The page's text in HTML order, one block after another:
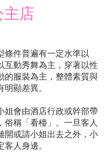
店
條件普遍有一定水準以
互動秀舞為主，穿著以性
的服裝為主，整體素質與
顯差異。
姐會由酒店行政或幹部帶
俗稱「看檯」。一旦客人
開或請小姐出去之外，小
人身邊。